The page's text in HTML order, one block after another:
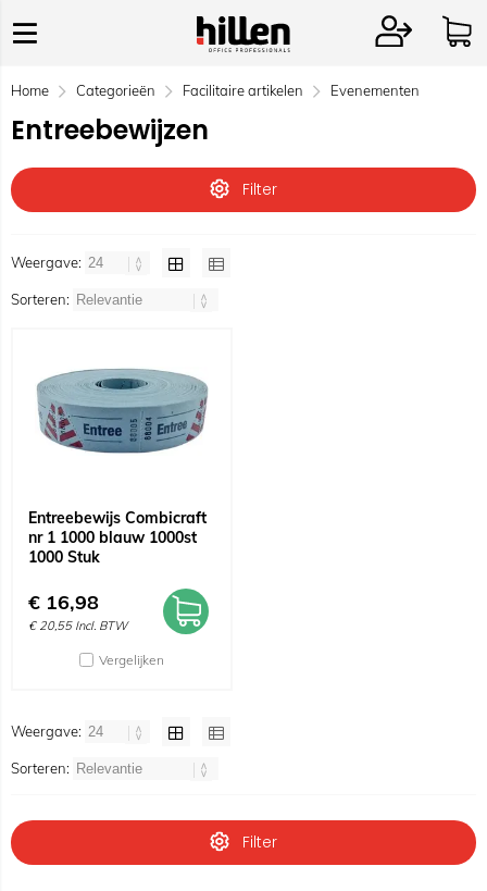
Home Categorieën Facilitaire artikelen Evenementen
Entreebewijzen
Filter
Weergave:
Sorteren:
Entreebewijs Combicraft
nr 1 1000 blauw 1000st
1000 Stuk
€ 16,98
€ 20,55 Incl. BTW
Vergelijken
Weergave:
Sorteren:
Filter